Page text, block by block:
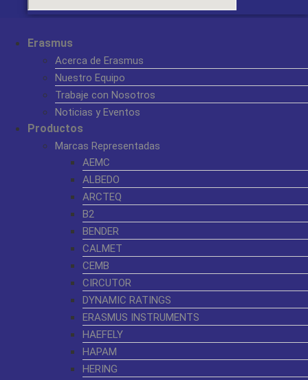
Erasmus
Acerca de Erasmus
Nuestro Equipo
Trabaje con Nosotros
Noticias y Eventos
Productos
Marcas Representadas
AEMC
ALBEDO
ARCTEQ
B2
BENDER
CALMET
CEMB
CIRCUTOR
DYNAMIC RATINGS
ERASMUS INSTRUMENTS
HAEFELY
HAPAM
HERING